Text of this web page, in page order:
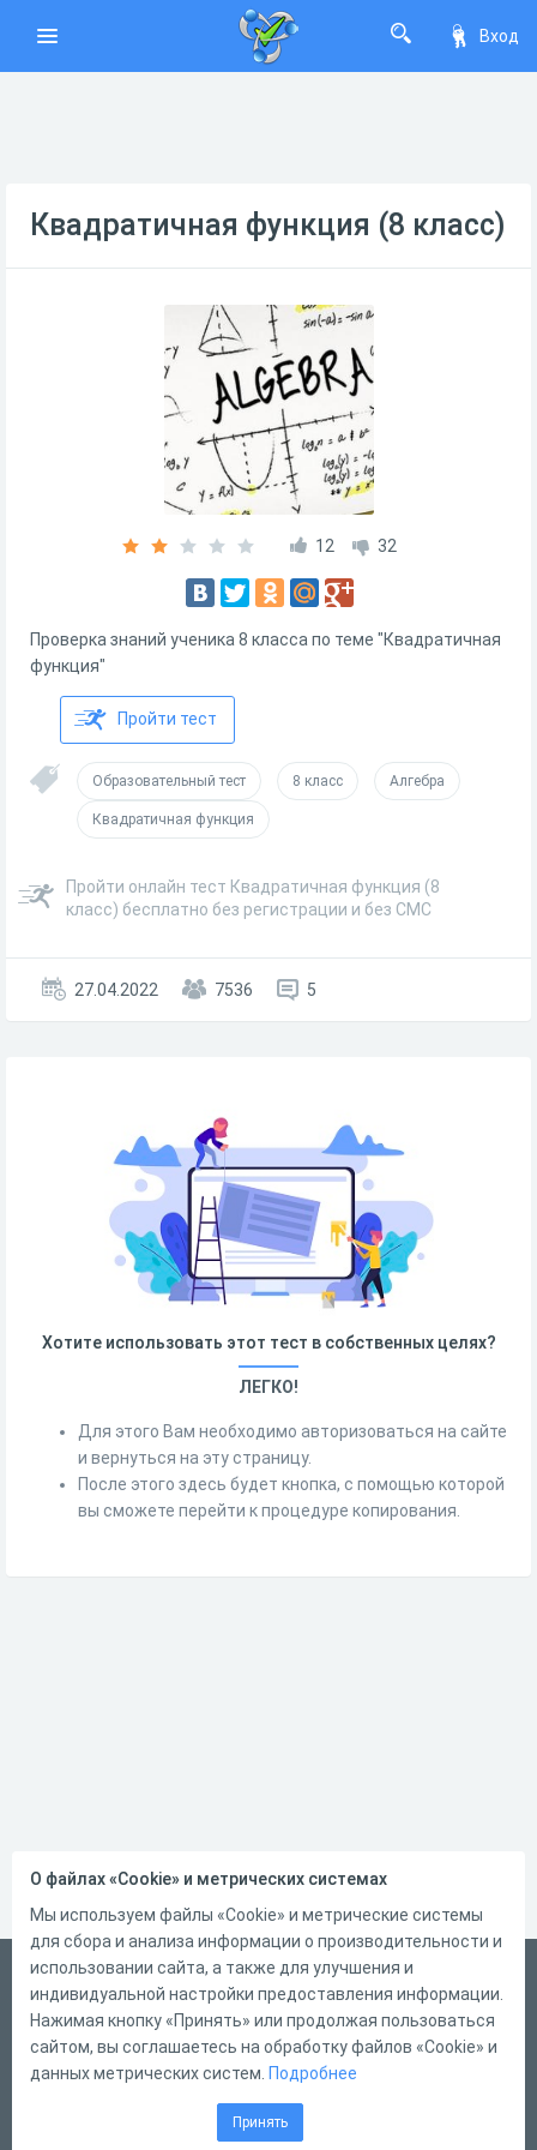
Вход
Квадратичная функция (8 класс)
12 32
Проверка знаний ученика 8 класса по теме "Квадратичная
функция"
Пройти тест
Образовательный тест 8 класс Алгебра
Квадратичная функция
Пройти онлайн тест Квадратичная функция (8
класс) бесплатно без регистрации и без СМС
27.04.2022 7536 5
Хотите использовать этот тест в собственных целях?
ЛЕГКО!
Для этого Вам необходимо авторизоваться на сайте
и вернуться на эту страницу.
После этого здесь будет кнопка, с помощью которой
вы сможете перейти к процедуре копирования.
Русский
Справка
Форма обратной связи
О файлах «Cookie» и метрических системах
Мы используем файлы «Cookie» и метрические системы
для сбора и анализа информации о производительности и
использовании сайта, а также для улучшения и
индивидуальной настройки предоставления информации.
Нажимая кнопку «Принять» или продолжая пользоваться
сайтом, вы соглашаетесь на обработку файлов «Cookie» и
данных метрических систем. Подробнее
Принять